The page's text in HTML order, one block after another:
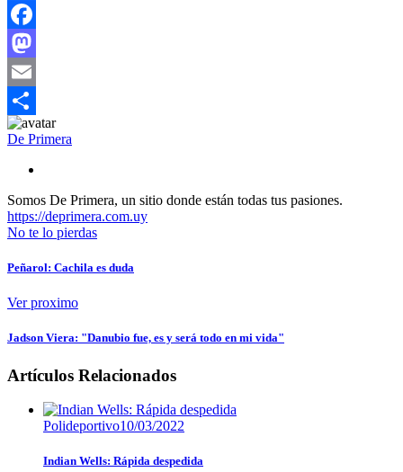
Facebook
Mastodon
Email
Compartir
De Primera
Somos De Primera, un sitio donde están todas tus pasiones.
https://deprimera.com.uy
No te lo pierdas
Peñarol: Cachila es duda
Ver proximo
Jadson Viera: "Danubio fue, es y será todo en mi vida"
Artículos Relacionados
Polideportivo10/03/2022
Indian Wells: Rápida despedida